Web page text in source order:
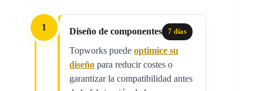
1 Diseño de componentes 7 días
Topworks puede optimice su
diseño para reducir costes o
garantizar la compatibilidad antes